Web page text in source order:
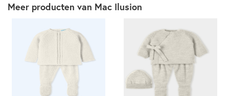
Meer producten van Mac Ilusion